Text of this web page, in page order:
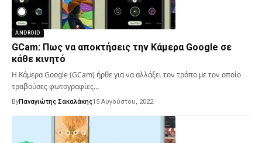
ANDROID
GCam: Πως να αποκτήσεις την Κάμερα Google σε
κάθε κινητό
Η Κάμερα Google (GCam) ήρθε για να αλλάξει τον τρόπο με τον οποίο
τραβούσες φωτογραφίες…
ByΠαναγιώτης Σακαλάκης15 Αυγούστου, 2022